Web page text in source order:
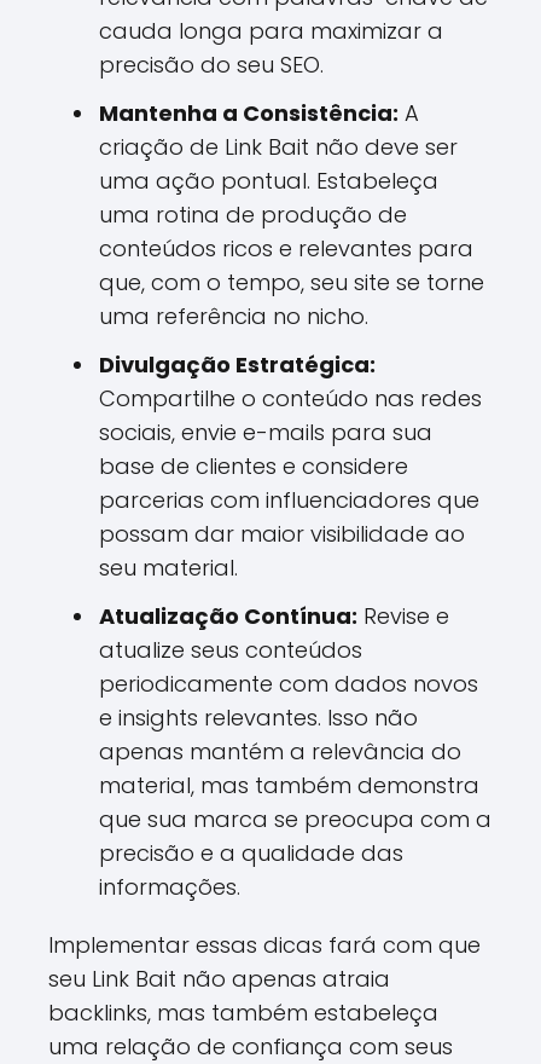
cauda longa para maximizar a
precisão do seu SEO.
Mantenha a Consistência: A
criação de Link Bait não deve ser
uma ação pontual. Estabeleça
uma rotina de produção de
conteúdos ricos e relevantes para
que, com o tempo, seu site se torne
uma referência no nicho.
Divulgação Estratégica:
Compartilhe o conteúdo nas redes
sociais, envie e-mails para sua
base de clientes e considere
parcerias com influenciadores que
possam dar maior visibilidade ao
seu material.
Atualização Contínua: Revise e
atualize seus conteúdos
periodicamente com dados novos
e insights relevantes. Isso não
apenas mantém a relevância do
material, mas também demonstra
que sua marca se preocupa com a
precisão e a qualidade das
informações.
Implementar essas dicas fará com que
seu Link Bait não apenas atraia
backlinks, mas também estabeleça
uma relação de confiança com seus